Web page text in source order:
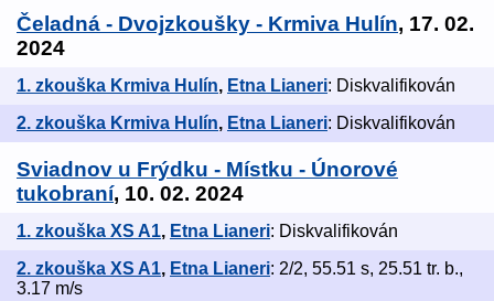
Čeladná - Dvojzkoušky - Krmiva Hulín, 17. 02.
2024
1. zkouška Krmiva Hulín, Etna Lianeri: Diskvalifikován
2. zkouška Krmiva Hulín, Etna Lianeri: Diskvalifikován
Sviadnov u Frýdku - Místku - Únorové
tukobraní, 10. 02. 2024
1. zkouška XS A1, Etna Lianeri: Diskvalifikován
2. zkouška XS A1, Etna Lianeri: 2/2, 55.51 s, 25.51 tr. b.,
3.17 m/s